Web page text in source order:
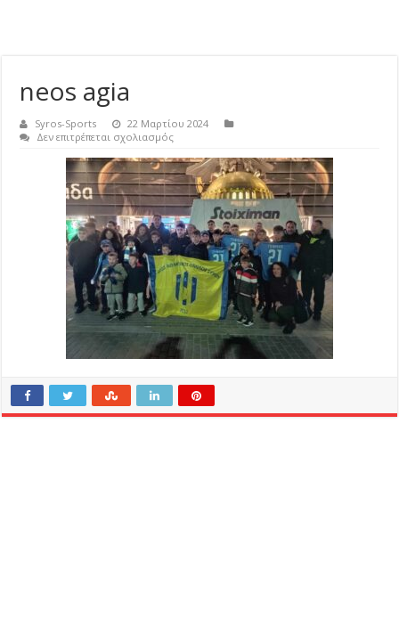
neos agia
Syros-Sports
22 Μαρτίου 2024
Δεν επιτρέπεται σχολιασμόςστο
agia